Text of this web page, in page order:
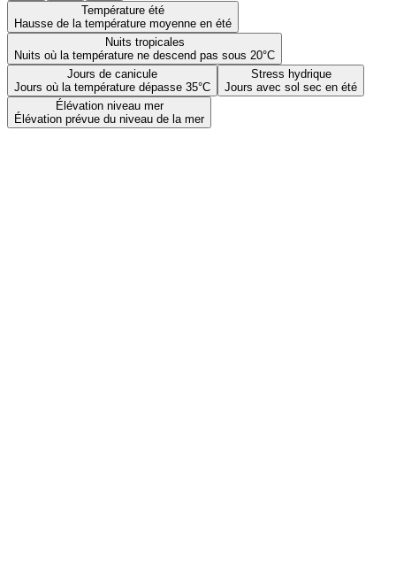
Température été
Hausse de la température moyenne en été
Nuits tropicales
Nuits où la température ne descend pas sous 20°C
Jours de canicule
Jours où la température dépasse 35°C
Stress hydrique
Jours avec sol sec en été
Élévation niveau mer
Élévation prévue du niveau de la mer